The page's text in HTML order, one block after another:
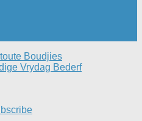
Boudjies
Vrydag Bederf